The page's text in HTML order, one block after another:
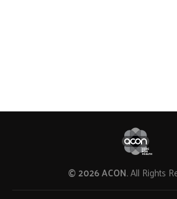
© 2026 ACON.All Rights